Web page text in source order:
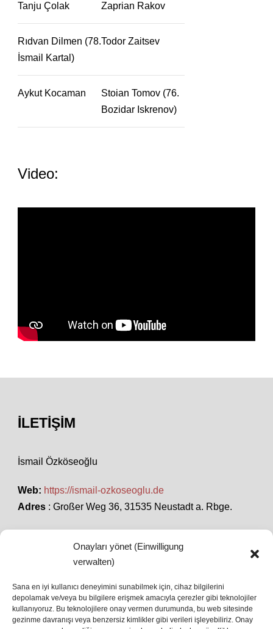
Onayları yönet (Einwilligung
verwalten)
Sana en iyi kullanıcı deneyimini sunabilmek için, cihaz bilgilerini
depolamak ve/veya bu bilgilere erişmek amacıyla çerezler gibi teknolojiler
kullanıyoruz. Bu teknolojilere onay vermen durumunda, bu web sitesinde
gezinme davranışı veya benzersiz kimlikler gibi verileri işleyebiliriz. Onay
Tanju Çolak Zaprian Rakov
Rıdvan Dilmen (78.
İsmail Kartal)
Todor Zaitsev
Aykut Kocaman
Stoian Tomov (76.
Bozidar Iskrenov)
Video:
İLETIŞIM
İsmail Özköseoğlu
Web: https://ismail-ozkoseoglu.de
Adres : Großer Weg 36, 31535 Neustadt a. Rbge.
SON HABERLER
İstanbul’da Avrupa Ligi Finali: Freiburg ve Aston
Villa Boğaz’da Tarih Yazmaya Hazırlanıyor